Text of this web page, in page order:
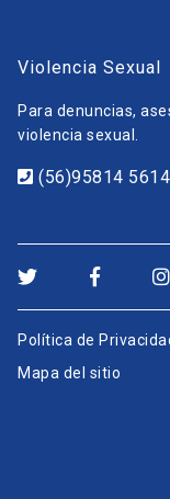
Violencia Sexual
Para denuncias,
violencia sexual.
(56)95814 5614
Política de
Mapa del sitio